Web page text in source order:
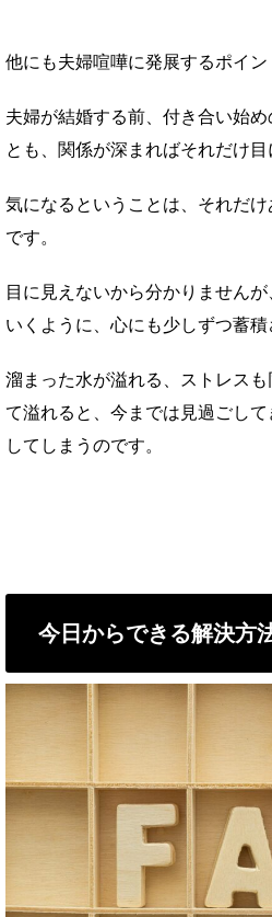
他にも夫婦喧嘩に発展するポイン
夫婦が結婚する前、付き合い始
とも、関係が深まればそれだけ目
気になるということは、それだ
です。
目に見えないから分かりません
いくように、心にも少しずつ蓄積
溜まった水が溢れる、ストレス
て溢れると、今までは見過ごし
してしまうのです。
今日からできる解決方